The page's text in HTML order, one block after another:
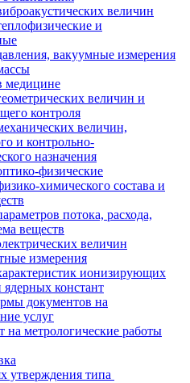
величин
и
вакуумные измерения
медицине
величин и
контроля
величин,
и контрольно-
назначения
физические
химического состава и
потока, расхода,
веществ
величин
измерения
ионизирующих
констант
документов на
услуг
на метрологические работы
утверждения типа